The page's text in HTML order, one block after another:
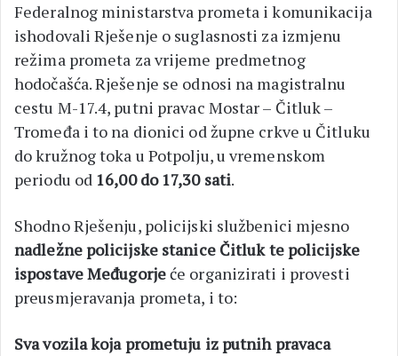
Federalnog ministarstva prometa i komunikacija
ishodovali Rješenje o suglasnosti za izmjenu
režima prometa za vrijeme predmetnog
hodočašća. Rješenje se odnosi na magistralnu
cestu M-17.4, putni pravac Mostar – Čitluk –
Tromeđa i to na dionici od župne crkve u Čitluku
do kružnog toka u Potpolju, u vremenskom
periodu od 16,00 do 17,30 sati.
Shodno Rješenju, policijski službenici mjesno
nadležne policijske stanice Čitluk te policijske
ispostave Međugorjeće organizirati i provesti
preusmjeravanja prometa, i to:
Sva vozila koja prometuju iz putnih pravaca